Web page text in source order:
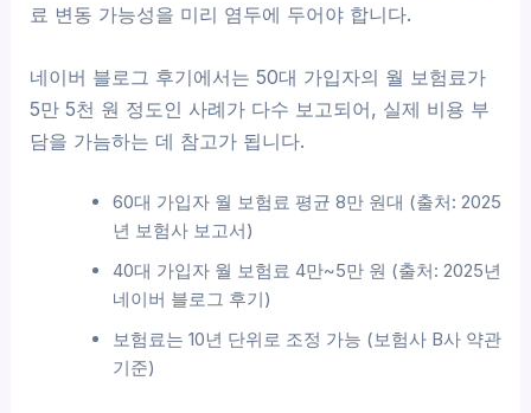
료 변동 가능성을 미리 염두에 두어야 합니다.
네이버 블로그 후기에서는 50대 가입자의 월 보험료가
5만 5천 원 정도인 사례가 다수 보고되어, 실제 비용 부
담을 가늠하는 데 참고가 됩니다.
60대 가입자 월 보험료 평균 8만 원대 (출처: 2025
년 보험사 보고서)
40대 가입자 월 보험료 4만~5만 원 (출처: 2025년
네이버 블로그 후기)
보험료는 10년 단위로 조정 가능 (보험사 B사 약관
기준)